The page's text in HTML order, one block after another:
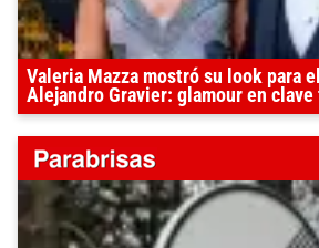
Valeria Mazza mostró su look para
Alejandro Gravier: glamour en